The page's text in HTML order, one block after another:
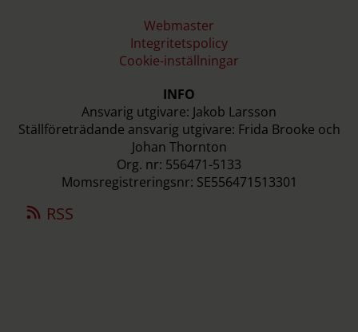
Webmaster
Integritetspolicy
Cookie-inställningar
INFO
Ansvarig utgivare: Jakob Larsson
Ställföreträdande ansvarig utgivare: Frida Brooke och
Johan Thornton
Org. nr: 556471-5133
Momsregistreringsnr: SE556471513301
RSS